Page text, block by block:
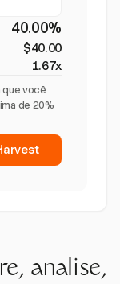
40.00%
$40.00
1.67x
que você
de 20%
analise,